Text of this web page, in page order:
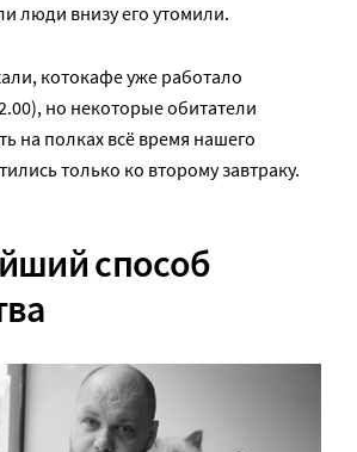
люди внизу его утомили.
котокафе уже работало
но некоторые обитатели
на полках всё время нашего
только ко второму завтраку.
способ